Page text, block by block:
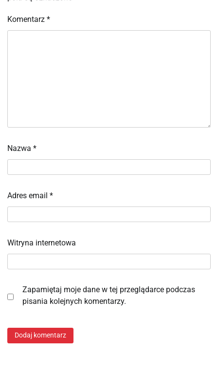
Komentarz *
Nazwa *
Adres email *
Witryna internetowa
Zapamiętaj moje dane w tej przeglądarce podczas
pisania kolejnych komentarzy.